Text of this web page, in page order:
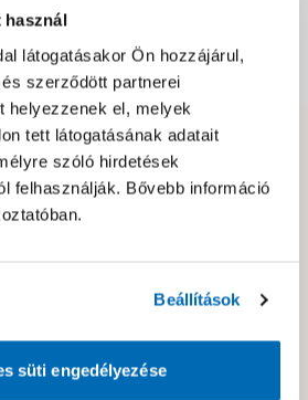
használ
látogatásakor Ön hozzájárul,
szerződött partnerei
helyezzenek el, melyek
tett látogatásának adatait
szóló hirdetések
felhasználják. Bővebb információ
Beállítások
süti engedélyezése
személy
oldalon vagy a termék leírásában?
jelezd nekünk!